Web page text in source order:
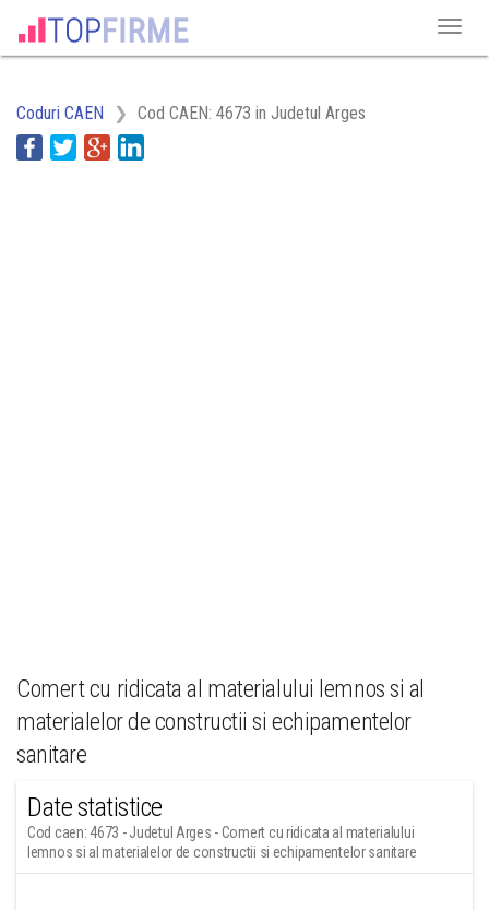
Coduri CAEN Cod CAEN: 4673 in Judetul Arges
Comert cu ridicata al materialului lemnos si al
materialelor de constructii si echipamentelor
sanitare
Date statistice
Cod caen: 4673 - Judetul Arges - Comert cu ridicata al materialului
lemnos si al materialelor de constructii si echipamentelor sanitare